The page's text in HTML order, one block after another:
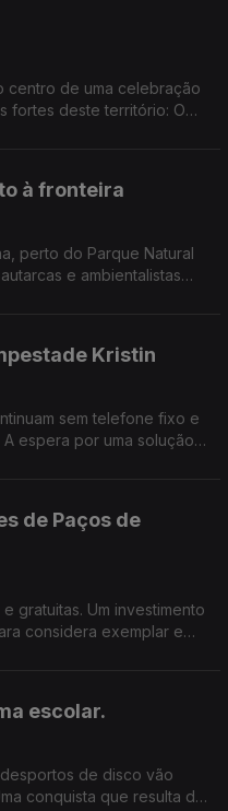
centro de uma celebração
fortes deste território: O
à fronteira
perto do Parque Natural
e ambientalistas
Kristin
sem telefone fixo e
espera por uma solução
de Paços de
gratuitas. Um investimento
considera exemplar e
escolar.
de disco vão
conquista que resulta de